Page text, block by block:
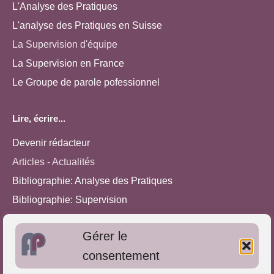
Gérer le
consentement
L'Analyse des Pratiques
L'analyse des Pratiques en Suisse
La Supervision d'équipe
La Supervision en France
Le Groupe de parole pofessionnel
Lire, écrire...
Devenir rédacteur
Articles - Actualités
Bibliographie: Analyse des Pratiques
Bibliographie: Supervision
Approches de l'Analyse des pratiques